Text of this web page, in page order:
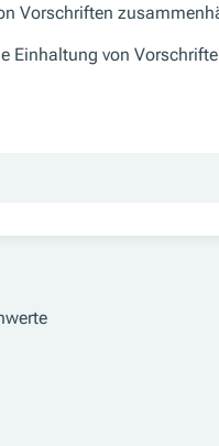
Vorschriften
Einhaltung von